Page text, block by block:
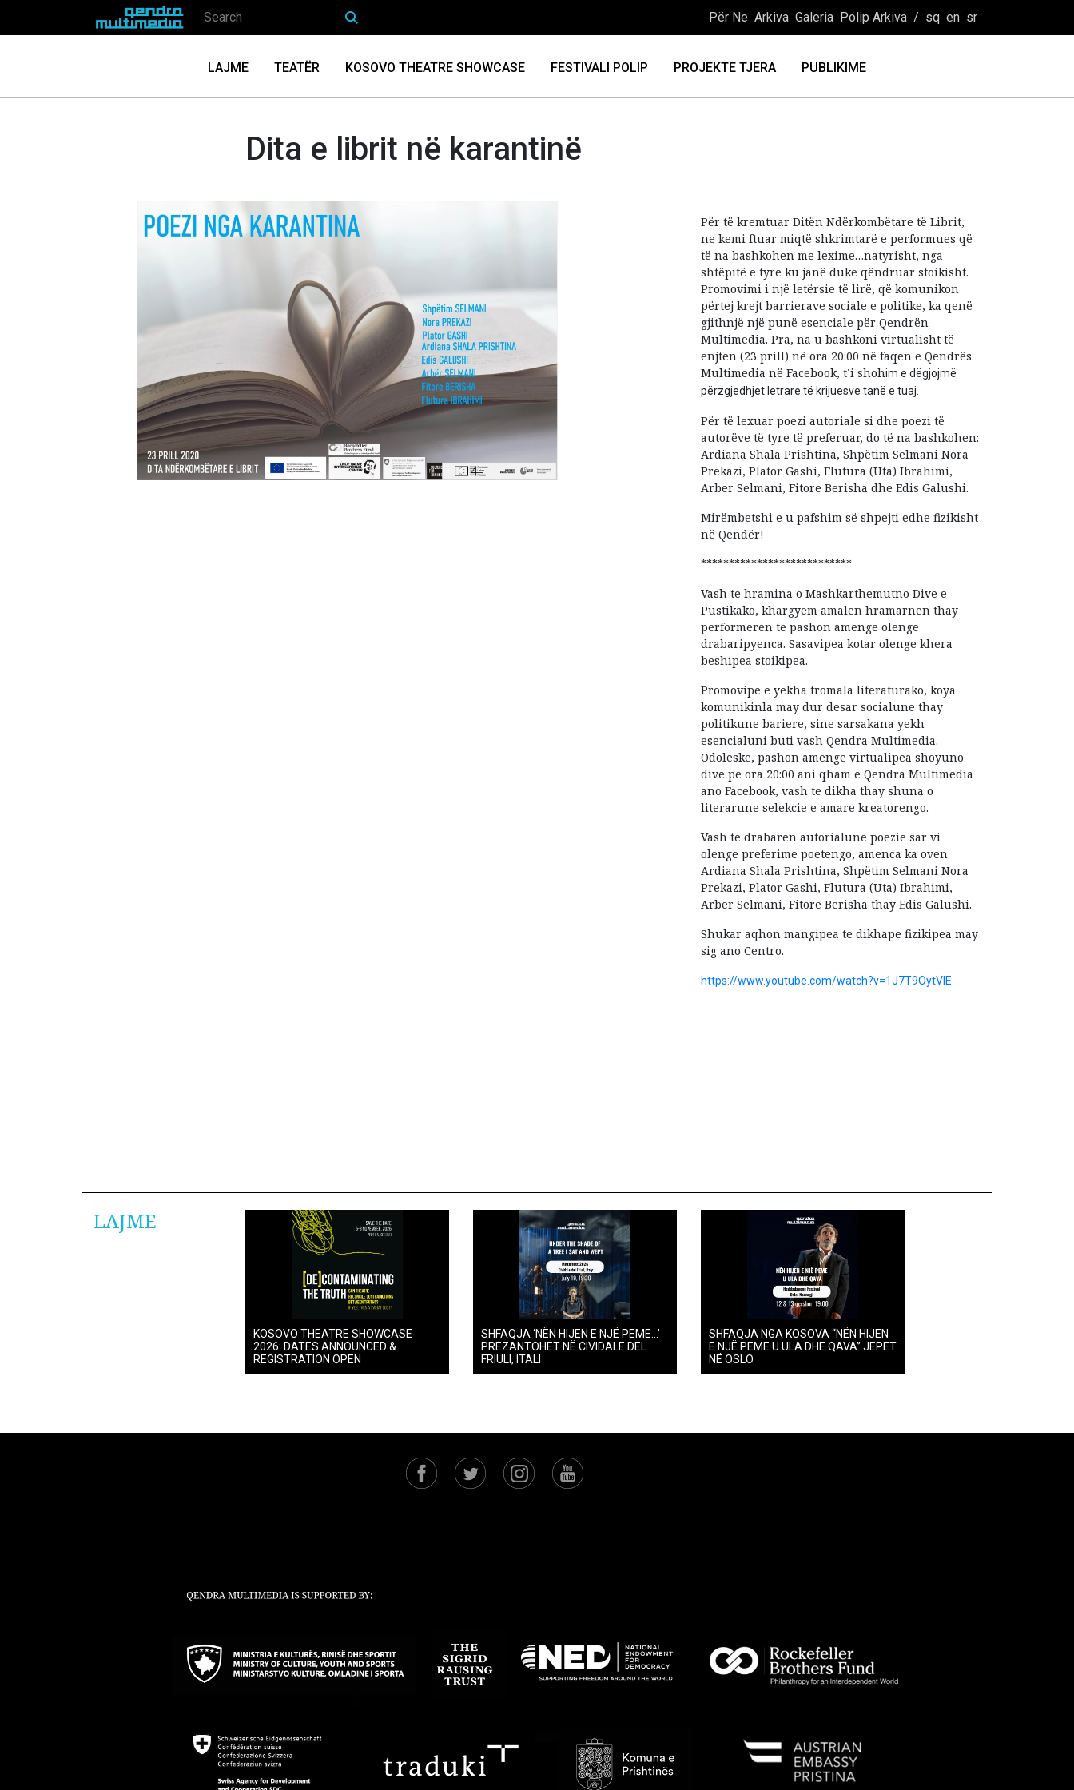
Për Ne Arkiva Galeria Polip Arkiva / sq en sr
LAJME TEATËR KOSOVO THEATRE SHOWCASE FESTIVALI POLIP PROJEKTE TJERA PUBLIKIME
Dita e librit në karantinë
Për të kremtuar Ditën Ndërkombëtare të Librit,
ne kemi ftuar miqtë shkrimtarë e performues që
të na bashkohen me lexime…natyrisht, nga
shtëpitë e tyre ku janë duke qëndruar stoikisht.
Promovimi i një letërsie të lirë, që komunikon
përtej krejt barrierave sociale e politike, ka qenë
gjithnjë një punë esenciale për Qendrën
Multimedia. Pra, na u bashkoni virtualisht të
enjten (23 prill) në ora 20:00 në faqen e Qendrës
Multimedia në Facebook, t’i shohim e dëgjojmë
përzgjedhjet letrare të krijuesve tanë e tuaj.
Për të lexuar poezi autoriale si dhe poezi të
autorëve të tyre të preferuar, do të na bashkohen:
Ardiana Shala Prishtina, Shpëtim Selmani Nora
Prekazi, Plator Gashi, Flutura (Uta) Ibrahimi,
Arber Selmani, Fitore Berisha dhe Edis Galushi.
Mirëmbetshi e u pafshim së shpejti edhe fizikisht
në Qendër!
***************************
Vash te hramina o Mashkarthemutno Dive e
Pustikako, khargyem amalen hramarnen thay
performeren te pashon amenge olenge
drabaripyenca. Sasavipea kotar olenge khera
beshipea stoikipea.
Promovipe e yekha tromala literaturako, koya
komunikinla may dur desar socialune thay
politikune bariere, sine sarsakana yekh
esencialuni buti vash Qendra Multimedia.
Odoleske, pashon amenge virtualipea shoyuno
dive pe ora 20:00 ani qham e Qendra Multimedia
ano Facebook, vash te dikha thay shuna o
literarune selekcie e amare kreatorengo.
Vash te drabaren autorialune poezie sar vi
olenge preferime poetengo, amenca ka oven
Ardiana Shala Prishtina, Shpëtim Selmani Nora
Prekazi, Plator Gashi, Flutura (Uta) Ibrahimi,
Arber Selmani, Fitore Berisha thay Edis Galushi.
Shukar aqhon mangipea te dikhape fizikipea may
sig ano Centro.
https://www.youtube.com/watch?v=1J7T9OytVIE
LAJME
KOSOVO THEATRE SHOWCASE
2026: DATES ANNOUNCED &
REGISTRATION OPEN
SHFAQJA ‘NËN HIJEN E NJË PEME…’
PREZANTOHET NË CIVIDALE DEL
FRIULI, ITALI
SHFAQJA NGA KOSOVA “NËN HIJEN
E NJË PEME U ULA DHE QAVA” JEPET
NË OSLO